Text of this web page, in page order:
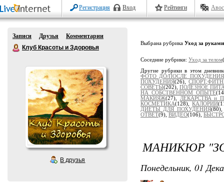
Регистрация Вход Рейтинги
Записи Друзья
Комментарии
Клуб Красоты и Здоровья
В друзья
Выбрана рубрика Уход за
Соседние рубрики: Уход за телом
Другие рубрики в этом
ФОТО ДО/ПОСЛЕ ПОХУДЕНИЯ
ПОХУДЕНИЯ(26),
СОВЕТЫ(202), ПОЛЕЗНОЕ
НА СОБСТВЕННОМ ОПЫТЕ
МАКИЯЖ(27),
ЛЕКАРСТВА и
КОСМЕТИКА(128),КАЛОРИИ
ДИЕТЫ ДЛЯ ПОХУДЕНИЯ
ОТВЕТ(9), ВИДЕО(106),
МАНИКЮР
Понедельник, 01